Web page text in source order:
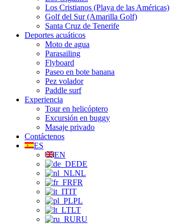
Los Cristianos (Playa de las Américas)
Golf del Sur (Amarilla Golf)
Santa Cruz de Tenerife
Deportes acuáticos
Moto de agua
Parasailing
Flyboard
Paseo en bote banana
Pez volador
Paddle surf
Experiencia
Tour en helicóptero
Excursión en buggy
Masaje privado
Contáctenos
ES
EN
DE
NL
FR
IT
PL
LT
RU